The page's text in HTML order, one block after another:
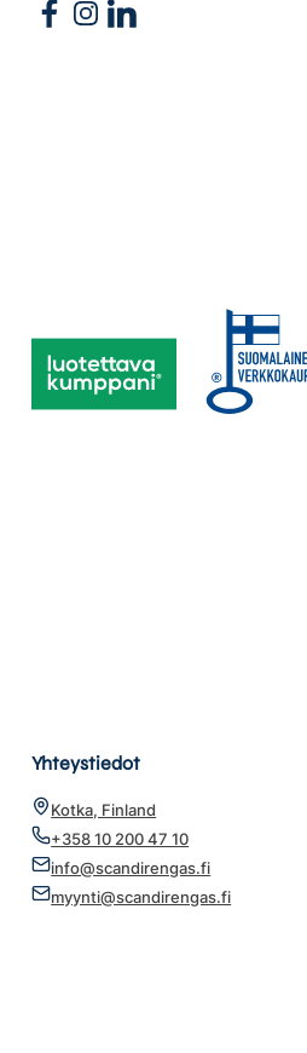
Follow us on Facebook
Follow us on Instagram
Follow us on Linkedin
Yhteystiedot
Kotka, Finland
+358 10 200 47 10
info@scandirengas.fi
myynti@scandirengas.fi